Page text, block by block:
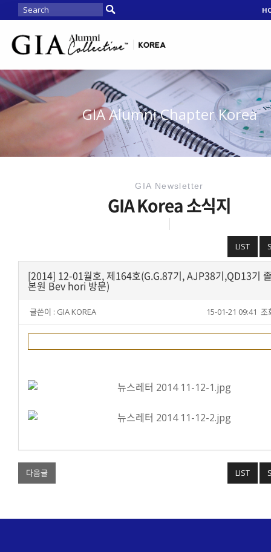
GIA Alumni Chapter Korea
GIA Newsletter
GIA Korea 소식지
LIST
[2014] 12-01월호, 제164호(G.G.87기, AJP38기,QD13기
본원 Bev hori 방문)
글쓴이 : GIA KOREA 조
15-01-21 09:41
다음글 LIST